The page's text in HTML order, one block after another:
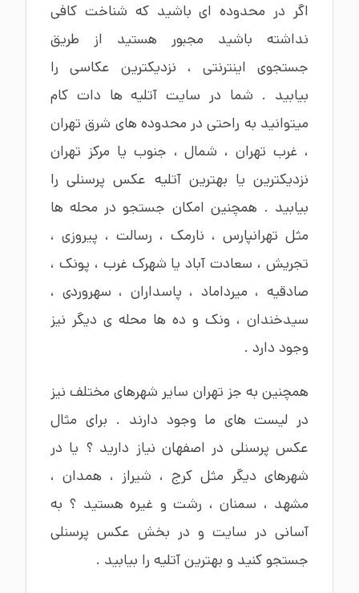
اگر در محدوده ای باشید که شناخت کافی
نداشته باشید مجبور هستید از طریق
جستجوی اینترنتی ، نزدیکترین عکاسی را
بیابید . شما در سایت آتلیه ها دات کام
میتوانید به راحتی در محدوده های شرق تهران
، غرب تهران، شمال، جنوب یا مرکز تهران
نزدیکترین یا بهترینآتلیه عکس پرسنلیرا
بیابید . همچنین امکان جستجو در محله ها
مثل تهرانپارس ، نارمک ، رسالت ، پیروزی ،
تجریش، سعادت آبادیا شهرک غرب ، پونک ،
صادقیه، میرداماد ، پاسداران ، سهروردی ،
سیدخندان ، ونک و ده ها محله ی دیگر نیز
وجود دارد .
همچنین به جز تهران سایر شهرهای مختلف نیز
در لیست های ما وجود دارند . برای مثال
عکس پرسنلی در اصفهان نیاز دارید ؟ یا در
شهرهای دیگر مثل کرج ، شیراز ، همدان ،
مشهد ، سمنان، رشتو غیره هستید ؟ به
آسانی در سایت و در بخش عکس پرسنلی
جستجو کنید و بهترین آتلیه را بیابید .